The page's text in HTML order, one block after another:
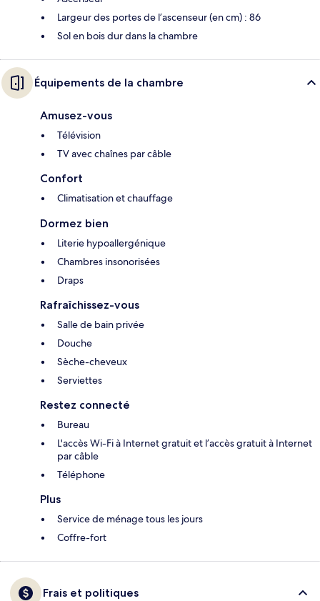
Largeur des portes de l’ascenseur (en cm) : 86
Sol en bois dur dans la chambre
Équipements de la chambre
Amusez-vous
Télévision
TV avec chaînes par câble
Confort
Climatisation et chauffage
Dormez bien
Literie hypoallergénique
Chambres insonorisées
Draps
Rafraîchissez-vous
Salle de bain privée
Douche
Sèche-cheveux
Serviettes
Restez connecté
Bureau
L'accès Wi-Fi à Internet gratuit et l’accès gratuit à Internet
par câble
Téléphone
Plus
Service de ménage tous les jours
Coffre-fort
Frais et politiques